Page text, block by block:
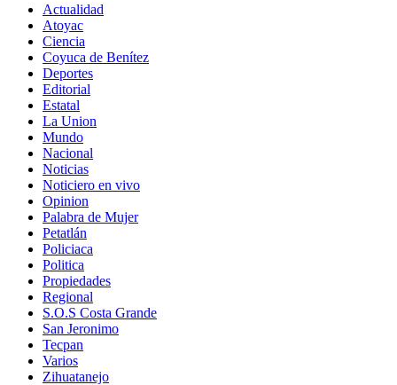
Actualidad
Atoyac
Ciencia
Coyuca de Benítez
Deportes
Editorial
Estatal
La Union
Mundo
Nacional
Noticias
Noticiero en vivo
Opinion
Palabra de Mujer
Petatlán
Policiaca
Politica
Propiedades
Regional
S.O.S Costa Grande
San Jeronimo
Tecpan
Varios
Zihuatanejo